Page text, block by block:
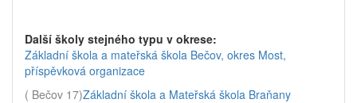
Další školy stejného typu v okrese:
Základní škola a mateřská škola Bečov, okres Most,
příspěvková organizace
( Bečov 17)Základní škola a Mateřská škola Braňany